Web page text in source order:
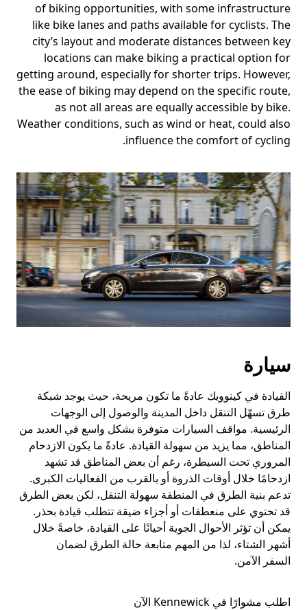
of biking opportunities, with some infrastructure
like bike lanes and paths available for cyclists. The
city’s layout and moderate distances between key
locations can make biking a practical option for
getting around, especially for shorter trips. However,
the ease of biking may depend on the specific route,
as not all areas are equally accessible by bike.
Weather conditions, such as wind or heat, could also
influence the comfort of cycling.
سيارة
القيادة في كينوويك عادةً ما تكون مريحة، حيث يوجد شبكة
طرق تسهّل التنقل داخل المدينة والوصول إلى الوجهات
الرئيسية. مواقف السيارات متوفرة بشكل واسع في العديد من
المناطق، مما يزيد من سهولة القيادة. عادةً ما يكون الازدحام
المروري تحت السيطرة، رغم أن بعض المناطق قد تشهد
ازدحامًا خلال أوقات الذروة أو بالقرب من الفعاليات الكبرى.
تدعم بنية الطرق في المنطقة سهولة التنقل، لكن بعض الطرق
قد تحتوي على منعطفات أو أجزاء ضيقة تتطلب قيادة بحذر.
يمكن أن تؤثر الأحوال الجوية أحيانًا على القيادة، خاصةً خلال
أشهر الشتاء، لذا من المهم متابعة حالة الطرق لضمان
السفر الآمن.
اطلب مشوارًا في Kennewick الآن